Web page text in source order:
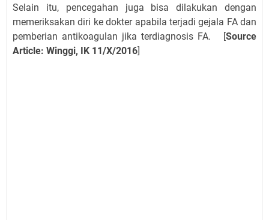
Selain itu, pencegahan juga bisa dilakukan dengan
memeriksakan diri ke dokter apabila terjadi gejala FA dan
pemberian antikoagulan jika terdiagnosis FA. [Source
Article: Winggi, IK 11/X/2016]